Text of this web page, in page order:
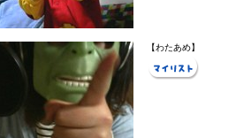
【わたあめ】